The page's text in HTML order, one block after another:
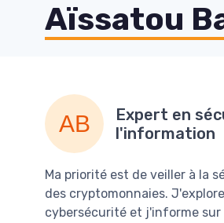
Aïssatou
Expert en
l'information
Ma priorité est de veiller à la
des cryptomonnaies.
cybersécurité et j'informe